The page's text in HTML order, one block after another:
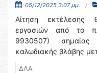
05/12/2025 3:07 μμ.
Αίτηση εκτέλεσης
εργασιών από το
9930507) σημαίας
καλωδιακής βλάβης
ΔΛΑ